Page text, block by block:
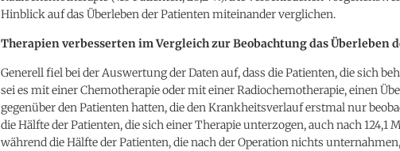
Hinblick auf das Überleben der Patienten miteinander verglichen.
Therapien verbesserten im Vergleich zur Beobachtung das Überleben
Generell fiel bei der Auswertung der Daten auf, dass die Patienten, die sich
sei es mit einer Chemotherapie oder mit einer Radiochemotherapie, einen
gegenüber den Patienten hatten, die den Krankheitsverlauf erstmal nur
die Hälfte der Patienten, die sich einer Therapie unterzogen, auch nach 124,1
während die Hälfte der Patienten, die nach der Operation nichts unternahmen,